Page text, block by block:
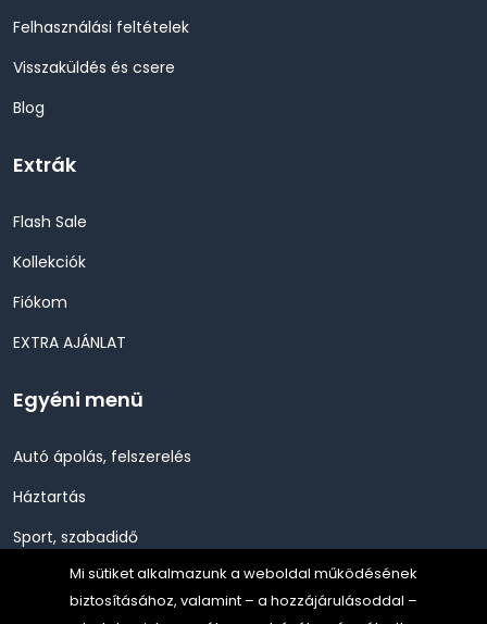
Felhasználási feltételek
Visszaküldés és csere
Blog
Extrák
Flash Sale
Kollekciók
Fiókom
EXTRA AJÁNLAT
Egyéni menü
Autó ápolás, felszerelés
Háztartás
Sport, szabadidő
Szépség, Egészség, Higénia
Szerszám, Barkácsolás
Mi sütiket alkalmazunk a weboldal működésének
biztosításához, valamint – a hozzájárulásoddal –